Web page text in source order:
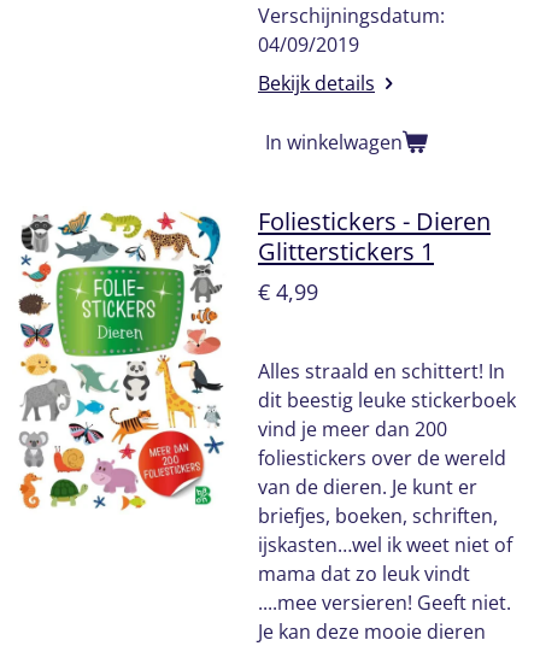
Verschijningsdatum:
04/09/2019
Bekijk details
In winkelwagen
Foliestickers - Dieren
Glitterstickers 1
€ 4,99
Alles straald en schittert! In
dit beestig leuke stickerboek
vind je meer dan 200
foliestickers over de wereld
van de dieren. Je kunt er
briefjes, boeken, schriften,
ijskasten…wel ik weet niet of
mama dat zo leuk vindt
....mee versieren! Geeft niet.
Je kan deze mooie dieren